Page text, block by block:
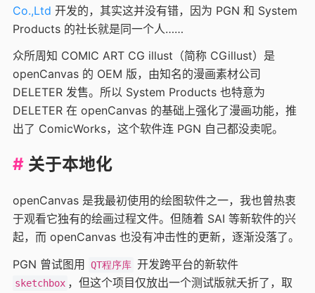
Co.,Ltd 开发的，其实这并没有错，因为 PGN 和 System
Products 的社长就是同一个人……
众所周知 COMIC ART CG illust（简称 CGillust）是
openCanvas 的 OEM 版，由知名的漫画素材公司
DELETER 发售。所以 System Products 也特意为
DELETER 在 openCanvas 的基础上强化了漫画功能，推
出了 ComicWorks，这个软件连 PGN 自己都没卖呢。
关于本地化
openCanvas 是我最初使用的绘图软件之一，我也曾热衷
于观看它独有的绘画过程文件。但随着 SAI 等新软件的兴
起，而 openCanvas 也没有冲击性的更新，逐渐没落了。
PGN 曾试图用
QT程序库 开发跨平台的新软件
sketchbox ，但这个项目仅放出一个测试版就夭折了，取